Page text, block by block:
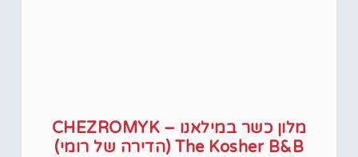
מלון כשר במילאנו – CHEZROMYK
The Kosher B&B (הדירה של רומי)